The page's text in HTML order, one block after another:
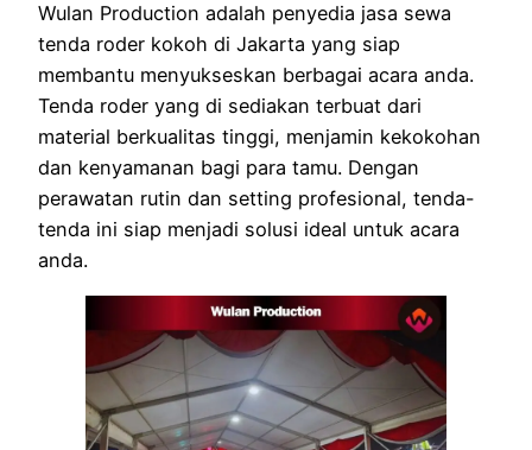
Wulan Production adalah penyedia jasa sewa
tenda roder kokoh di Jakarta yang siap
membantu menyukseskan berbagai acara anda.
Tenda roder yang di sediakan terbuat dari
material berkualitas tinggi, menjamin kekokohan
dan kenyamanan bagi para tamu. Dengan
perawatan rutin dan setting profesional, tenda-
tenda ini siap menjadi solusi ideal untuk acara
anda.